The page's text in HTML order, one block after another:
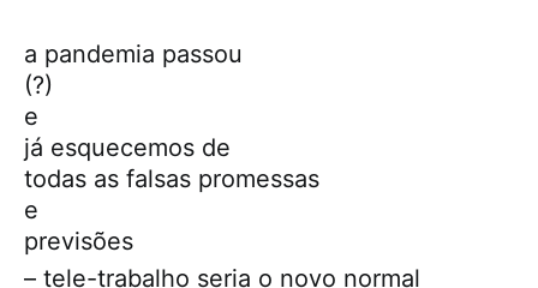
a pandemia passou
(?)
e
já esquecemos de
todas as falsas promessas
e
previsões
– tele-trabalho seria o novo normal